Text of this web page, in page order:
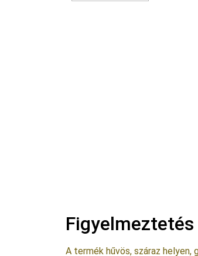
Figyelmeztetés
A termék hűvös, száraz